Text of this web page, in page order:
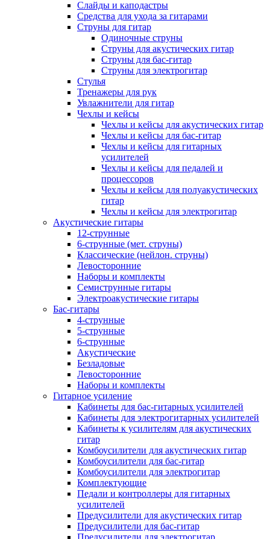
Слайды и каподастры
Средства для ухода за гитарами
Струны для гитар
Одиночные струны
Струны для акустических гитар
Струны для бас-гитар
Струны для электрогитар
Стулья
Тренажеры для рук
Увлажнители для гитар
Чехлы и кейсы
Чехлы и кейсы для акустических гитар
Чехлы и кейсы для бас-гитар
Чехлы и кейсы для гитарных
усилителей
Чехлы и кейсы для педалей и
процессоров
Чехлы и кейсы для полуакустических
гитар
Чехлы и кейсы для электрогитар
Акустические гитары
12-струнные
6-струнные (мет. струны)
Классические (нейлон. струны)
Левосторонние
Наборы и комплекты
Семиструнные гитары
Электроакустические гитары
Бас-гитары
4-струнные
5-струнные
6-струнные
Акустические
Безладовые
Левосторонние
Наборы и комплекты
Гитарное усиление
Кабинеты для бас-гитарных усилителей
Кабинеты для электрогитарных усилителей
Кабинеты к усилителям для акустических
гитар
Комбоусилители для акустических гитар
Комбоусилители для бас-гитар
Комбоусилители для электрогитар
Комплектующие
Педали и контроллеры для гитарных
усилителей
Предусилители для акустических гитар
Предусилители для бас-гитар
Предусилители для электрогитар